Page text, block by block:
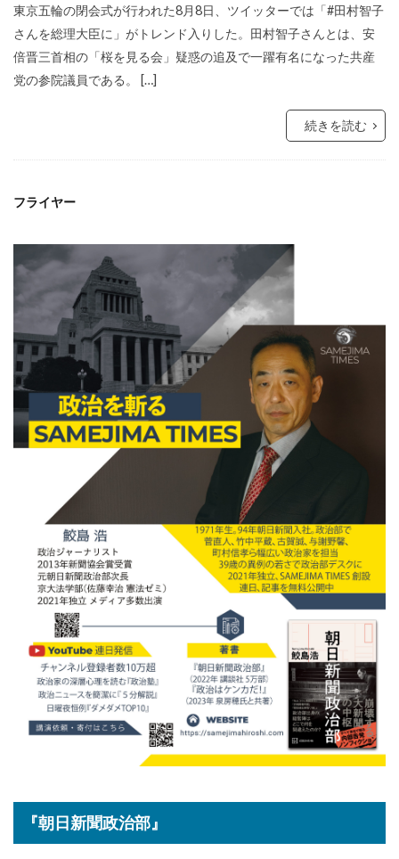
東京五輪の閉会式が行われた8月8日、ツイッターでは「#田村智子
さんを総理大臣に」がトレンド入りした。田村智子さんとは、安
倍晋三首相の「桜を見る会」疑惑の追及で一躍有名になった共産
党の参院議員である。 […]
続きを読む
フライヤー
『朝日新聞政治部』